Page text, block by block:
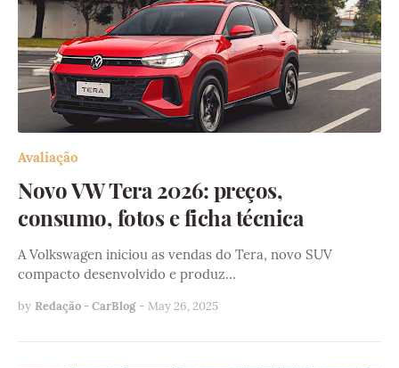
Avaliação
Novo VW Tera 2026: preços,
consumo, fotos e ficha técnica
A Volkswagen iniciou as vendas do Tera, novo SUV
compacto desenvolvido e produz…
by Redação - CarBlog - May 26, 2025